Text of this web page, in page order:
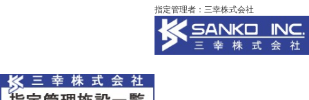
指定管理者：三幸株式会社